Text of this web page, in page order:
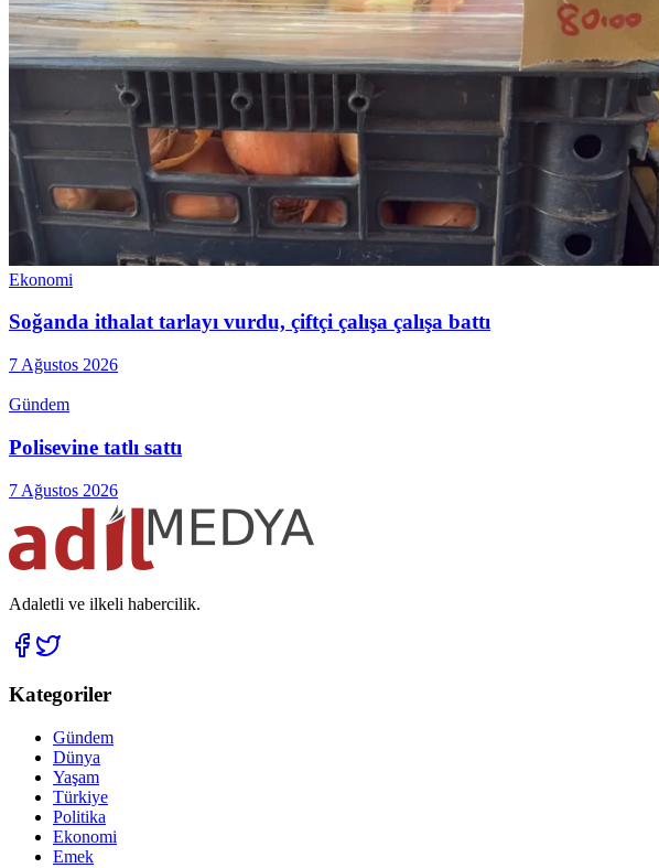
Ekonomi
Soğanda ithalat tarlayı vurdu, çiftçi çalışa çalışa battı
7 Ağustos 2026
Gündem
Polisevine tatlı sattı
7 Ağustos 2026
Adaletli ve ilkeli habercilik.
Kategoriler
Gündem
Dünya
Yaşam
Türkiye
Politika
Ekonomi
Emek